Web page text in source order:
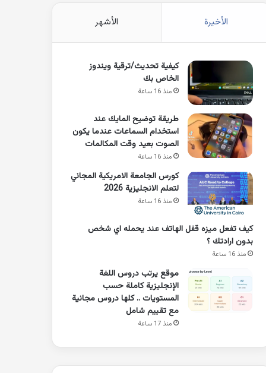
الأخيرة الأشهر
كيفية تحديث/ترقية ويندوز
الخاص بك
منذ 16 ساعة
طريقة توضيح المايك عند
استخدام السماعات عندما يكون
الصوت بعيد وقت المكالمات
منذ 16 ساعة
كورس الجامعة الامريكية المجاني
لتعلم الانجليزية 2026
منذ 16 ساعة
كيف تفعل ميزه قفل الهاتف عند يحمله اي شخص
بدون ارادتك ؟
منذ 16 ساعة
موقع يرتب دروس اللغة
الإنجليزية كاملة حسب
المستويات .. كلها دروس مجانية
مع تقييم شامل
منذ 17 ساعة